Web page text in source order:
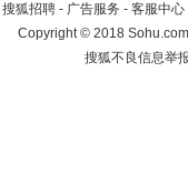
搜狐招聘 - 广告服务 - 客服中心
Copyright©2018
搜狐不良信息举